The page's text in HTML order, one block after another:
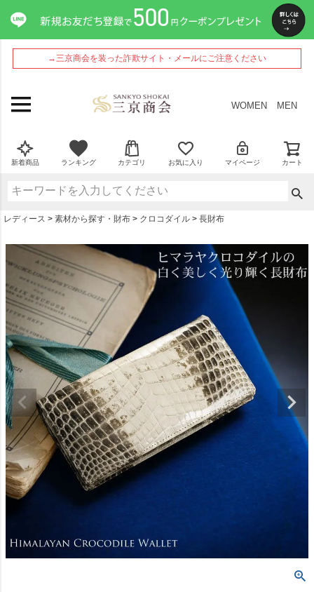
→三京商会を装った詐欺サイト・メールにご注意ください
WOMEN MEN
新着商品 ランキング カテゴリ お気に入り マイページ カート
レディース 素材から探す・財布 クロコダイル 長財布
ペー
ジト
ップ
へ